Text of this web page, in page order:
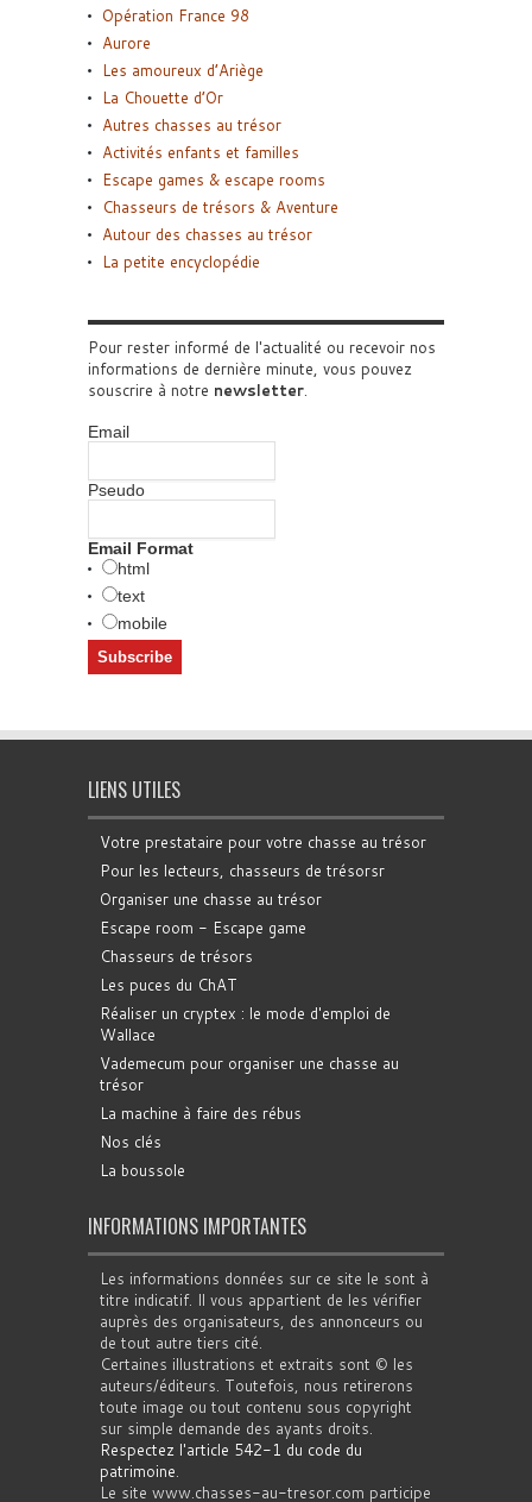
Opération France 98
Aurore
Les amoureux d’Ariège
La Chouette d’Or
Autres chasses au trésor
Activités enfants et familles
Escape games & escape rooms
Chasseurs de trésors & Aventure
Autour des chasses au trésor
La petite encyclopédie
Pour rester informé de l'actualité ou recevoir nos
informations de dernière minute, vous pouvez
souscrire à notre newsletter.
Email
Pseudo
Email Format
html
text
mobile
LIENS UTILES
Votre prestataire pour votre chasse au trésor
Pour les lecteurs, chasseurs de trésorsr
Organiser une chasse au trésor
Escape room - Escape game
Chasseurs de trésors
Les puces du ChAT
Réaliser un cryptex : le mode d'emploi de
Wallace
Vademecum pour organiser une chasse au
trésor
La machine à faire des rébus
Nos clés
La boussole
INFORMATIONS IMPORTANTES
Les informations données sur ce site le sont à
titre indicatif. Il vous appartient de les vérifier
auprès des organisateurs, des annonceurs ou
de tout autre tiers cité.
Certaines illustrations et extraits sont © les
auteurs/éditeurs. Toutefois, nous retirerons
toute image ou tout contenu sous copyright
sur simple demande des ayants droits.
Respectez l'article 542-1 du code du
patrimoine.
Le site www.chasses-au-tresor.com participe